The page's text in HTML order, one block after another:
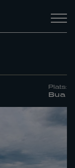
Plats:
Bua